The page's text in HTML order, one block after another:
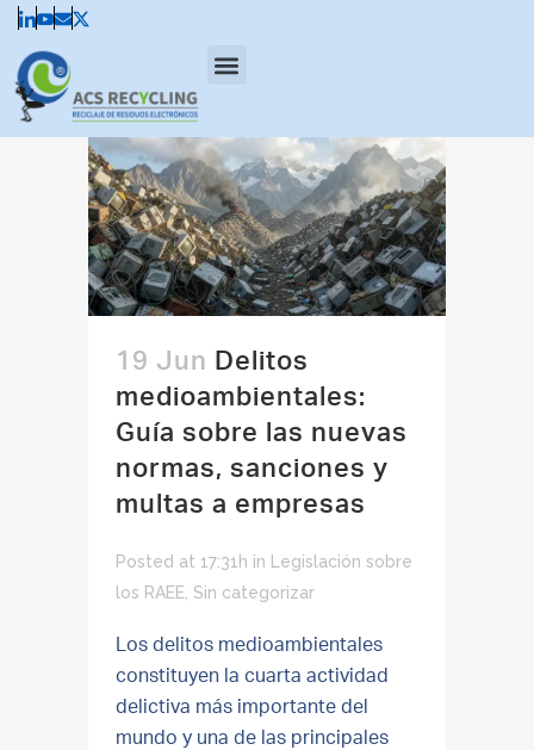
19 Jun Delitos
medioambientales:
Guía sobre las nuevas
normas, sanciones y
multas a empresas
Posted at 17:31h in Legislación sobre
los RAEE, Sin categorizar
Los delitos medioambientales
constituyen la cuarta actividad
delictiva más importante del
mundo y una de las principales